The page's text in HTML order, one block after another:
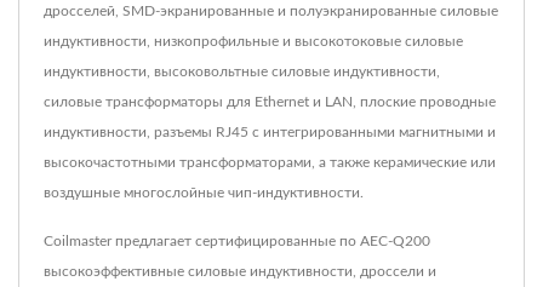
дросселей, SMD-экранированные и полуэкранированные силовые
индуктивности, низкопрофильные и высокотоковые силовые
индуктивности, высоковольтные силовые индуктивности,
силовые трансформаторы для Ethernet и LAN, плоские проводные
индуктивности, разъемы RJ45 с интегрированными магнитными и
высокочастотными трансформаторами, а также керамические или
воздушные многослойные чип-индуктивности.
Coilmaster предлагает сертифицированные по AEC-Q200
высокоэффективные силовые индуктивности, дроссели и